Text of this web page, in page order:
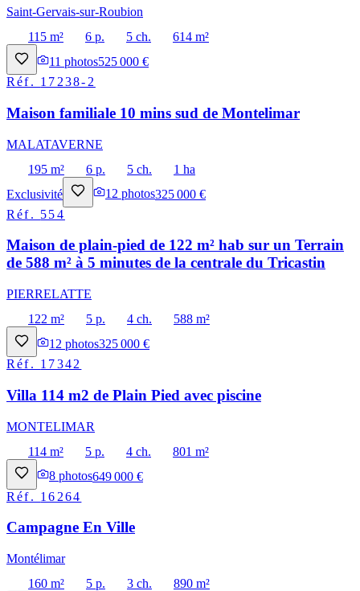
Saint-Gervais-sur-Roubion
115 m²
6 p. 5 ch.
614 m²
11 photos525 000 €
Réf. 17238-2
Maison familiale 10 mins sud de Montelimar
MALATAVERNE
195 m²
6 p. 5 ch.
1 ha
Exclusivité
12 photos325 000 €
Réf. 554
Maison de plain-pied de 122 m² hab sur un Terrain
de 588 m² à 5 minutes de la centrale du Tricastin
PIERRELATTE
122 m²
5 p. 4 ch.
588 m²
12 photos325 000 €
Réf. 17342
Villa 114 m2 de Plain Pied avec piscine
MONTELIMAR
114 m²
5 p. 4 ch.
801 m²
8 photos649 000 €
Réf. 16264
Campagne En Ville
Montélimar
160 m²
5 p. 3 ch.
890 m²